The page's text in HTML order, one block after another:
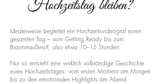
Hochzeitstag bleiben?
Idealerweise begleitet ein Hochzeitsvideograf euren
gesamten Tag – vom Getting Ready bis zum
Brautstraußwurf, also etwa 10–15 Stunden.
Nur so entsteht eine wirklich vollständige Geschichte
eures Hochzeitstages: vom ersten Moment am Morgen
bis zu den emotionalen Highlights am Abend.